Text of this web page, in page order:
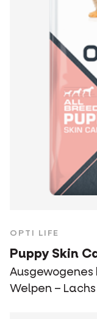
OPTI LIFE
Puppy Skin
Welpen –